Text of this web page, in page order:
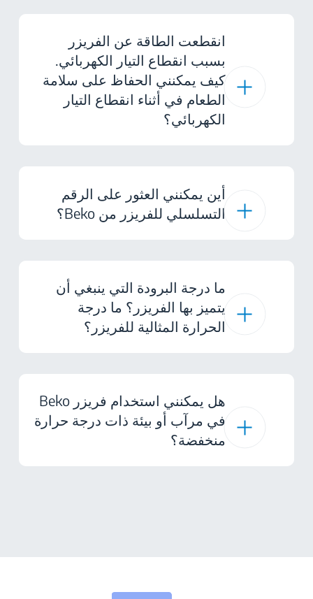
انقطعت الطاقة عن الفريزر
بسبب انقطاع التيار الكهربائي.
كيف يمكنني الحفاظ على سلامة
الطعام في أثناء انقطاع التيار
الكهربائي؟
أين يمكنني العثور على الرقم
التسلسلي للفريزر من Beko؟
ما درجة البرودة التي ينبغي أن
يتميز بها الفريزر؟ ما درجة
الحرارة المثالية للفريزر؟
هل يمكنني استخدام فريزر Beko
في مرآب أو بيئة ذات درجة حرارة
منخفضة؟